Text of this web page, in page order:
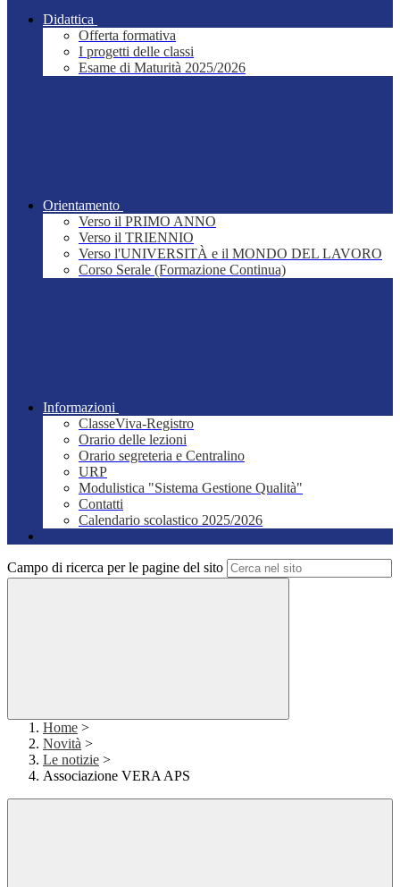
Didattica
Offerta formativa
I progetti delle classi
Esame di Maturità 2025/2026
Orientamento
Verso il PRIMO ANNO
Verso il TRIENNIO
Verso l'UNIVERSITÀ e il MONDO DEL LAVORO
Corso Serale (Formazione Continua)
Informazioni
ClasseViva-Registro
Orario delle lezioni
Orario segreteria e Centralino
URP
Modulistica "Sistema Gestione Qualità"
Contatti
Calendario scolastico 2025/2026
Campo di ricerca per le pagine del sito
Home >
Novità >
Le notizie >
Associazione VERA APS